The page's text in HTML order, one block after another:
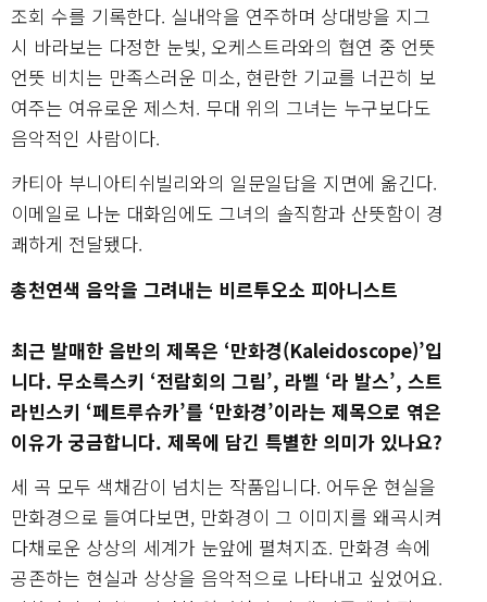
조회 수를 기록한다. 실내악을 연주하며 상대방을 지그
시 바라보는 다정한 눈빛, 오케스트라와의 협연 중 언뜻
언뜻 비치는 만족스러운 미소, 현란한 기교를 너끈히 보
여주는 여유로운 제스처. 무대 위의 그녀는 누구보다도
음악적인 사람이다.
카티아 부니아티쉬빌리와의 일문일답을 지면에 옮긴다.
이메일로 나눈 대화임에도 그녀의 솔직함과 산뜻함이 경
쾌하게 전달됐다.
총천연색 음악을 그려내는 비르투오소 피아니스트
최근 발매한 음반의 제목은 ‘만화경(Kaleidoscope)’입
니다. 무소륵스키 ‘전람회의 그림’, 라벨 ‘라 발스’, 스트
라빈스키 ‘페트루슈카’를 ‘만화경’이라는 제목으로 엮은
이유가 궁금합니다. 제목에 담긴 특별한 의미가 있나요?
세 곡 모두 색채감이 넘치는 작품입니다. 어두운 현실을
만화경으로 들여다보면, 만화경이 그 이미지를 왜곡시켜
다채로운 상상의 세계가 눈앞에 펼쳐지죠. 만화경 속에
공존하는 현실과 상상을 음악적으로 나타내고 싶었어요.